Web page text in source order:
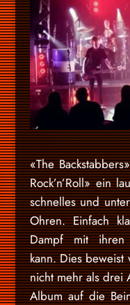
«The
Rock’n’Roll» ein
schnelles und
Ohren. Einfach
Dampf mit ihren
kann. Dies beweist
nicht mehr als drei
Album auf die